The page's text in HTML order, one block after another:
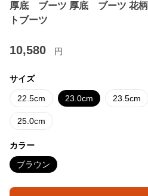
厚底 ブーツ 厚底 ブーツ 花柄
トブーツ
10,580 円
サイズ
22.5cm 23.0cm 23.5cm
25.0cm
カラー
ブラウン